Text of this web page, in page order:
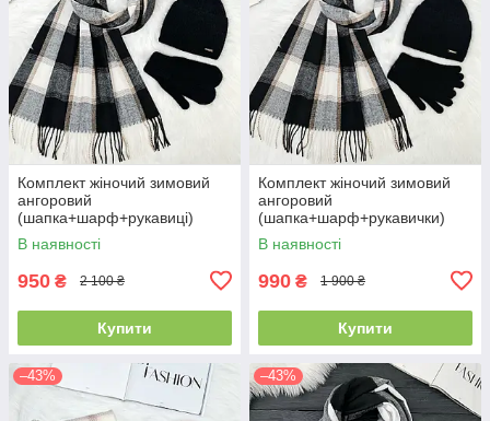
Комплект жіночий зимовий
ангоровий
(шапка+шарф+рукавиці)
ODYSSEY 57-59 см чорний
3701 - 8064 - 4135
В наявності
950 ₴ 2 100 ₴
Купити
Комплект жіночий зимовий
ангоровий
(шапка+шарф+рукавички)
ODYSSEY 57-59 см чорний
3701 - 8064 - 4185
В наявності
990 ₴ 1 900 ₴
Купити
–43% –43%